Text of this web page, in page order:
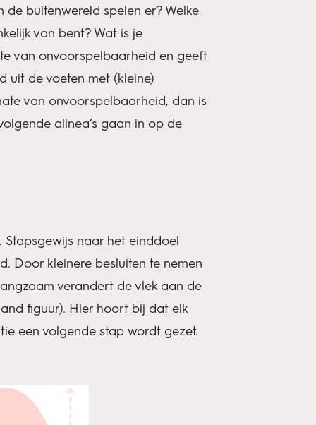
buitenwereld spelen er? Welke
van bent? Wat is je
van onvoorspelbaarheid en geeft
uit de voeten met (kleine)
van onvoorspelbaarheid, dan is
alinea’s gaan in op de
naar het einddoel
Door kleinere besluiten te nemen
verandert de vlek aan de
figuur). Hier hoort bij dat elk
een volgende stap wordt gezet.